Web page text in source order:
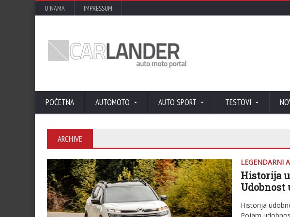
O NAMA IMPRESSUM
POČETNA AUTOMOTO AUTO SPORT TESTOVI
ARCHIVE
LEGENDARNI
Historija
Udobnost
Historija